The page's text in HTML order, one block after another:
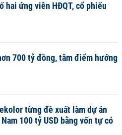
hai ứng viên HĐQT, cổ phiếu
700 tỷ đồng, tâm điểm hướng
từng đề xuất làm dự án
100 tỷ USD bằng vốn tự có